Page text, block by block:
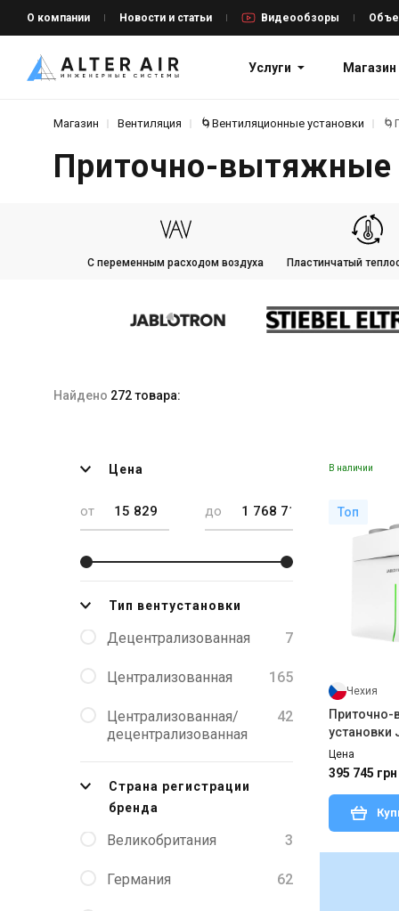
О компании Новости и статьи Видеообзоры
Услуги Магазин
Магазин Вентиляция 🌀Вентиляционные установки
Приточно-вытяжные
С переменным расходом воздуха Пластинчатый
Найдено 272 товара:
Цена
от до
Тип вентустановки
Децентрализованная 7
Централизованная 165
Централизованная/
децентрализованная
42
Страна регистрации
бренда
Великобритания 3
Германия 62
В наличии
Топ
Чехия
установки
Цена
395 745 грн